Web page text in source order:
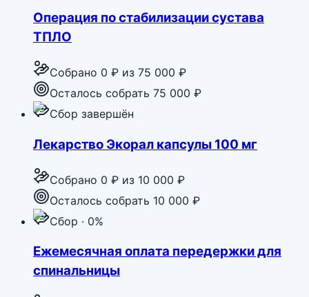
Операция по стабилизации сустава
ТПЛО
Собрано 0 ₽ из 75 000 ₽
Осталось собрать 75 000 ₽
Сбор завершён
Лекарство Экорал капсулы 100 мг
Собрано 0 ₽ из 10 000 ₽
Осталось собрать 10 000 ₽
Сбор · 0%
Ежемесячная оплата передержки для
спинальницы